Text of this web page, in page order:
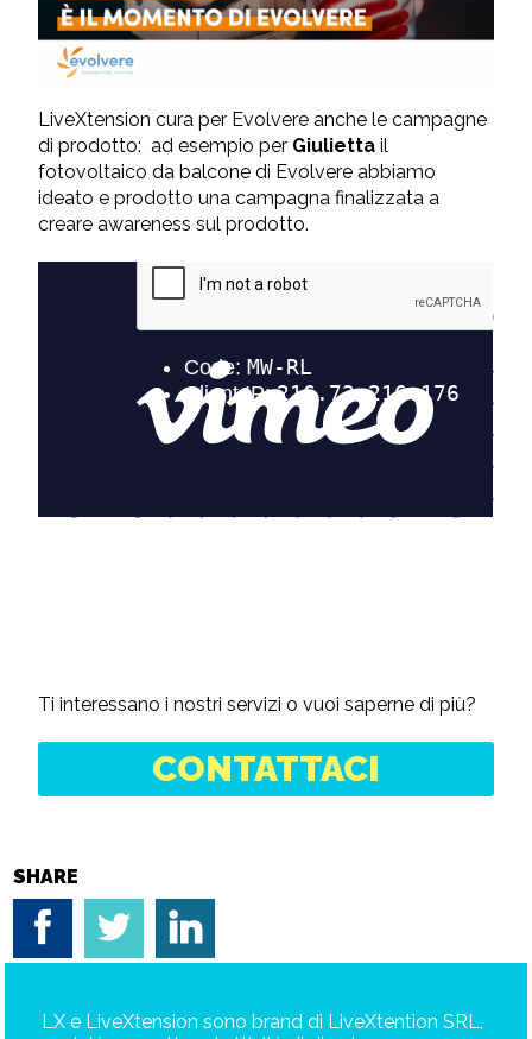
LiveXtension cura per Evolvere anche le campagne
di prodotto: ad esempio per Giulietta il
fotovoltaico da balcone di Evolvere abbiamo
ideato e prodotto una campagna finalizzata a
creare awareness sul prodotto.
Ti interessano i nostri servizi o vuoi saperne di più?
CONTATTACI
SHARE
LX e LiveXtension sono brand di LiveXtention SRL,